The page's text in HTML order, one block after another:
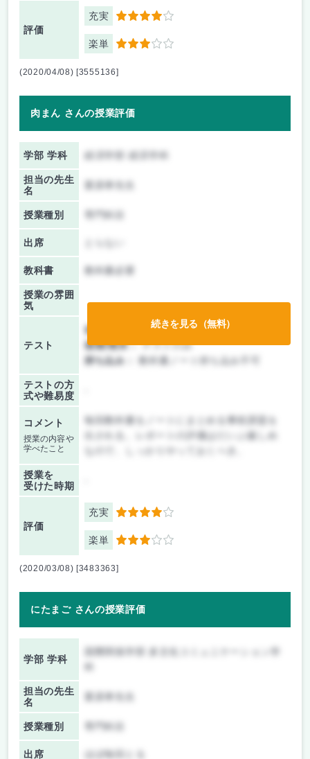
評価
充実 4
楽単 3
(2020/04/08) [3555136]
肉まん さんの授業評価
学部 学科
担当の先生
名
授業種別
出席
教科書 教科書必要
授業の雰囲
気
テスト
前期/中間：
テストのみ
後期/期末：テストのみ
持ち込み：
教科書ノート持ち込み不可
テストの方
式や難易度
コメント
授業の内容や
学べたこと
毎回教科書をノートにまとめる事前課題を
出される。レポートの評価はだいぶ厳しめ
授業を
受けた時期
評価
充実 4
楽単 3
続きを見る（無料）
(2020/03/08) [3483363]
にたまご さんの授業評価
学部 学科
担当の先生
名
授業種別
出席 ほぼ毎回とる